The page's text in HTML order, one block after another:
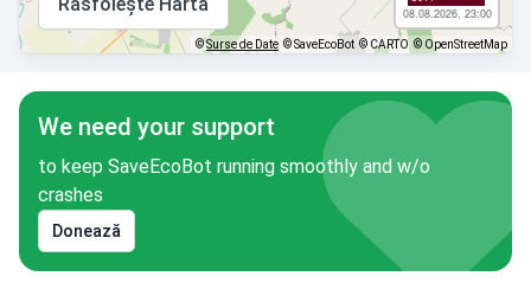
08.08.2026, 23:00
©Surse de Date © SaveEcoBot © CARTO © OpenStreetMap
We need your support
to keep SaveEcoBot running smoothly and w/o
crashes
Donează